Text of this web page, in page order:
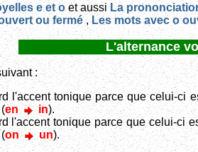
eeto et aussi La
ou fermé, Les mots avec o
L'alternance
:
l'accent tonique parce que celui-ci
en in).
l'accent tonique parce que celui-ci
on un).